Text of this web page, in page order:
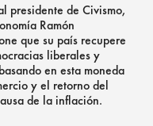
presidente de Civismo,
Ramón
que su país recupere
liberales y
en esta moneda
y el retorno del
de la inflación.